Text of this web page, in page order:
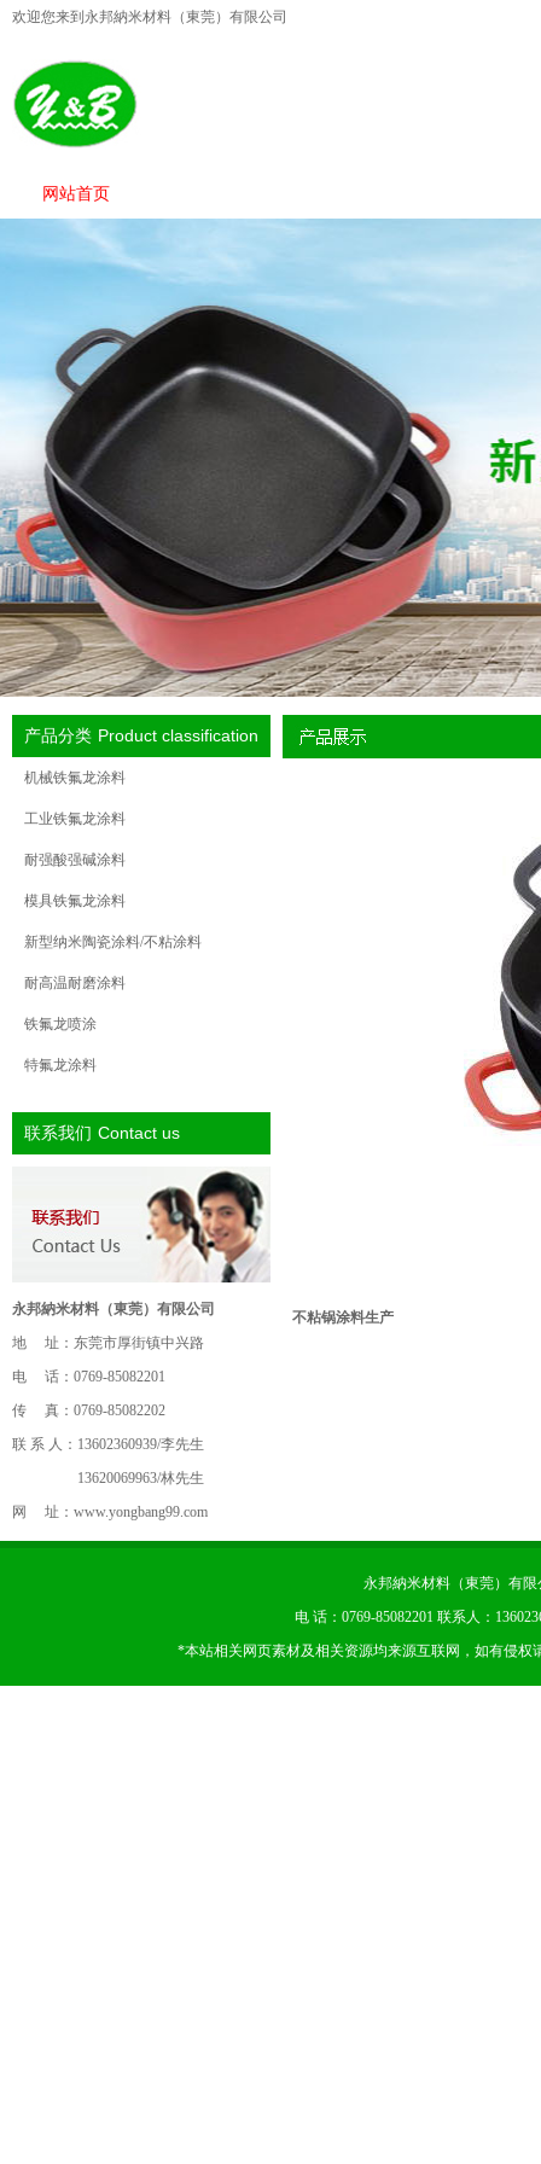
欢迎您来到永邦納米材料（東莞）有限公司
网站首页
产品分类 Product classification
机械铁氟龙涂料
工业铁氟龙涂料
耐强酸强碱涂料
模具铁氟龙涂料
新型纳米陶瓷涂料/不粘涂料
耐高温耐磨涂料
铁氟龙喷涂
特氟龙涂料
联系我们 Contact us
永邦納米材料（東莞）有限公司
地 址：东莞市厚街镇中兴路
电 话：0769-85082201
传 真：0769-85082202
联 系 人：13602360939/李先生
13620069963/林先生
网 址： www.yongbang99.com
不粘锅涂料生产
永邦納米材料（東莞）有限
电 话：0769-85082201 联系人：
*本站相关网页素材及相关资源均来源互联网，如有侵